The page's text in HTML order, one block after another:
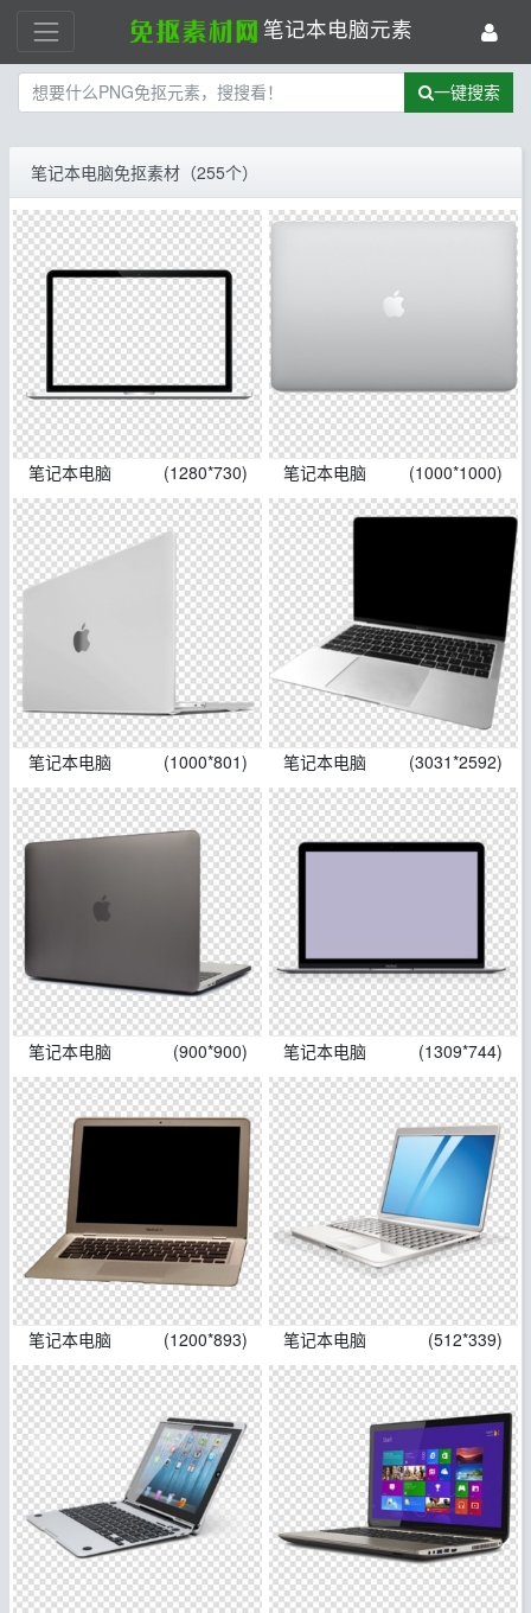
笔记本电脑元素
一键搜索
笔记本电脑免抠素材（255个）
笔记本电脑 (1280*730) 笔记本电脑 (1000*1000)
笔记本电脑 (1000*801) 笔记本电脑 (3031*2592)
笔记本电脑 (900*900) 笔记本电脑 (1309*744)
笔记本电脑 (1200*893) 笔记本电脑 (512*339)